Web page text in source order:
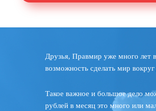
Друзья, Правмир уже много лет
возможность сделать мир
Такое важное и большое дело
рублей в месяц это много или